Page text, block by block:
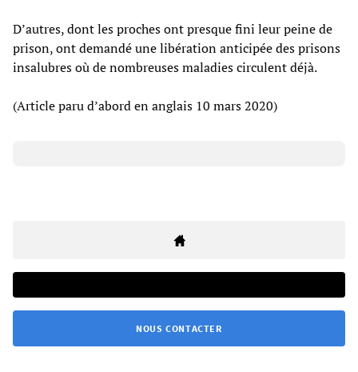
D’autres, dont les proches ont presque fini leur peine de
prison, ont demandé une libération anticipée des prisons
insalubres où de nombreuses maladies circulent déjà.
(Article paru d’abord en anglais 10 mars 2020)
NOUS CONTACTER